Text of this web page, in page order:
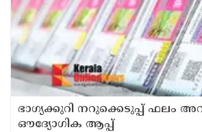
ഭാഗ്യക്കുറി നറുക്കെടുപ്പ് ഫലം
ഔദ്യോഗിക ആപ്പ്